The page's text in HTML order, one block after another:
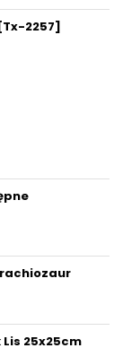
2257]
25x25cm